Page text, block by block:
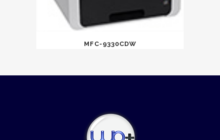
MFC-9330CDW